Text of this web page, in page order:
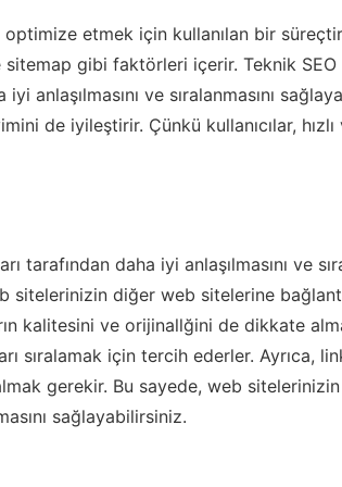
optimize etmek için kullanılan bir
sitemap gibi faktörleri içerir. Teknik
anlaşılmasını ve sıralanmasını
de iyileştirir. Çünkü kullanıcılar,
daha iyi anlaşılmasını ve
sitelerinizin diğer web sitelerine
kalitesini ve orijinallğini de dikkate
sıralamak için tercih ederler. Ayrıca,
gerekir. Bu sayede, web
sağlayabilirsiniz.